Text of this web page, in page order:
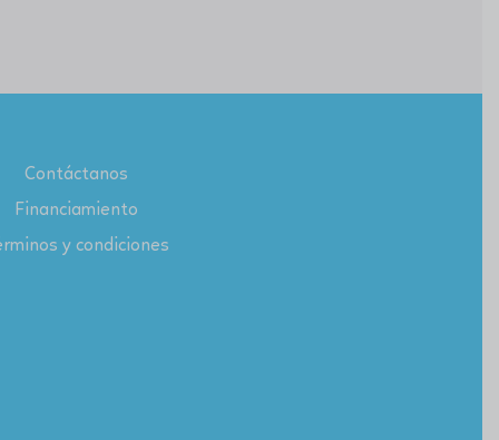
Contáctanos
Financiamiento
y condiciones